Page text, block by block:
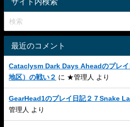
サイト内検索
最近のコメント
Cataclysm Dark Days Aheadのプレイ
地区）の戦い２ に ★管理人 より
GearHead1のプレイ日記２７Snake
管理人
より